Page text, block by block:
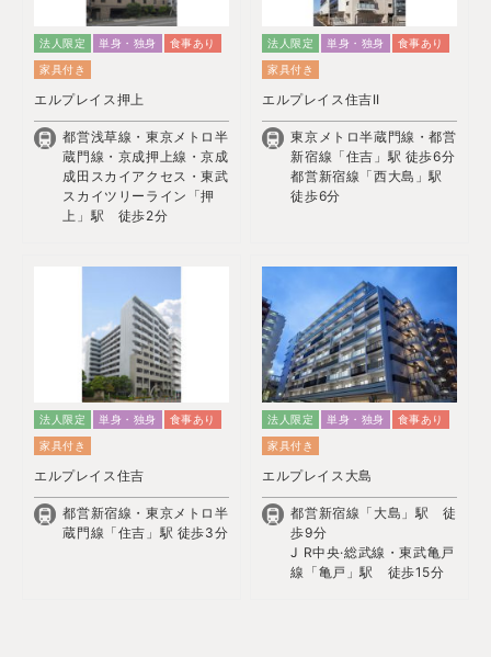
法人限定 単身・独身
食事あり
家具付き
エルプレイス押上
都営浅草線・東京メトロ半
蔵門線・京成押上線・京成
成田スカイアクセス・東武
スカイツリーライン「押
上」駅 徒歩2分
法人限定 単身・独身
食事あり
家具付き
エルプレイス住吉II
東京メトロ半蔵門線・都営
新宿線「住吉」駅 徒歩6分
都営新宿線「西大島」駅
徒歩6分
法人限定 単身・独身
食事あり
家具付き
エルプレイス住吉
都営新宿線・東京メトロ半
蔵門線「住吉」駅 徒歩3分
法人限定 単身・独身
食事あり
家具付き
エルプレイス大島
都営新宿線「大島」駅 徒
歩9分
J R中央·総武線・東武亀戸
線「亀戸」駅 徒歩15分